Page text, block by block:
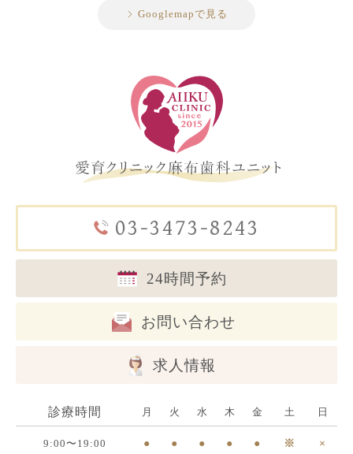
Googlemapで見る
03-3473-8243
24時間予約
お問い合わせ
求人情報
診療時間 月 火 水 木 金 土 日
9:00〜19:00 ● ● ● ● ● ※ ×